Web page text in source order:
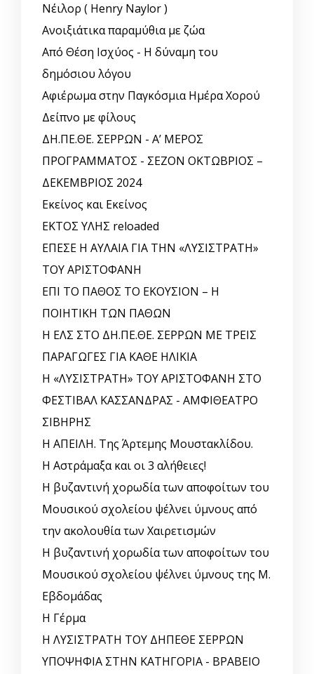
Νέιλορ ( Henry Naylor )
Ανοιξιάτικα παραμύθια με ζώα
Από Θέση Ισχύος - Η δύναμη του
δημόσιου λόγου
Αφιέρωμα στην Παγκόσμια Ημέρα Χορού
Δείπνο με φίλους
ΔΗ.ΠΕ.ΘΕ. ΣΕΡΡΩΝ - Α’ ΜΕΡΟΣ
ΠΡΟΓΡΑΜΜΑΤΟΣ - ΣΕΖΟΝ ΟΚΤΩΒΡΙΟΣ –
ΔΕΚΕΜΒΡΙΟΣ 2024
Εκείνος και Εκείνος
ΕΚΤΟΣ ΥΛΗΣ reloaded
ΕΠΕΣΕ Η ΑΥΛΑΙΑ ΓΙΑ ΤΗΝ «ΛΥΣΙΣΤΡΑΤΗ»
ΤΟΥ ΑΡΙΣΤΟΦΑΝΗ
ΕΠΙ ΤΟ ΠΑΘΟΣ ΤΟ ΕΚΟΥΣΙΟΝ – Η
ΠΟΙΗΤΙΚΗ ΤΩΝ ΠΑΘΩΝ
Η ΕΛΣ ΣΤΟ ΔΗ.ΠΕ.ΘΕ. ΣΕΡΡΩΝ ΜΕ ΤΡΕΙΣ
ΠΑΡΑΓΩΓΕΣ ΓΙΑ ΚΑΘΕ ΗΛΙΚΙΑ
Η «ΛΥΣΙΣΤΡΑΤΗ» ΤΟΥ ΑΡΙΣΤΟΦΑΝΗ ΣΤΟ
ΦΕΣΤΙΒΑΛ ΚΑΣΣΑΝΔΡΑΣ - ΑΜΦΙΘΕΑΤΡΟ
ΣΙΒΗΡΗΣ
Η ΑΠΕΙΛΗ. Της Άρτεμης Μουστακλίδου.
Η Αστράμαξα και οι 3 αλήθειες!
Η βυζαντινή χορωδία των αποφοίτων του
Μουσικού σχολείου ψέλνει ύμνους από
την ακολουθία των Χαιρετισμών
Η βυζαντινή χορωδία των αποφοίτων του
Μουσικού σχολείου ψέλνει ύμνους της Μ.
Εβδομάδας
Η Γέρμα
Η ΛΥΣΙΣΤΡΑΤΗ ΤΟΥ ΔΗΠΕΘΕ ΣΕΡΡΩΝ
ΥΠΟΨΗΦΙΑ ΣΤΗΝ ΚΑΤΗΓΟΡΙΑ - ΒΡΑΒΕΙΟ